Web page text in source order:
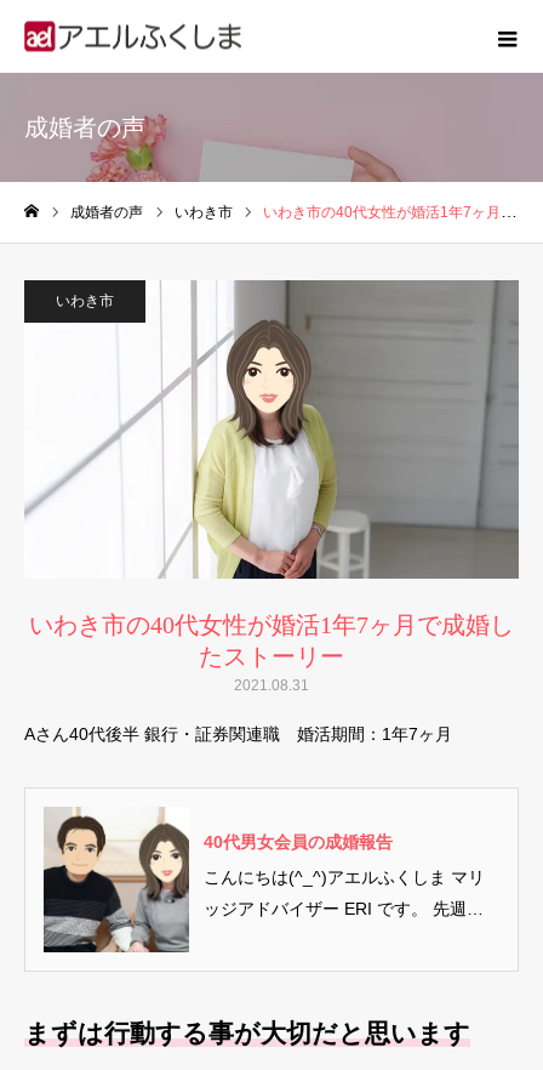
成婚者の声
成婚者の声 いわき市 いわき市の40代女性が婚活1年7ヶ月で成婚したストーリー
いわき市
いわき市の40代女性が婚活1年7ヶ月で成婚し
たストーリー
2021.08.31
Aさん40代後半 銀行・証券関連職 婚活期間：1年7ヶ月
40代男女会員の成婚報告
こんにちは(^_^)アエルふくしま マリ
ッジアドバイザー ERI です。 先週の
まずは行動する事が大切だと思います